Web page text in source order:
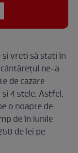
vreți să stați în
ne-a
de cazare
4 stele. Astfel,
o noapte de
de în lunile
de lei pe